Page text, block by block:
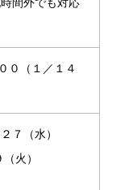
０（１／１４
７（水）
火）